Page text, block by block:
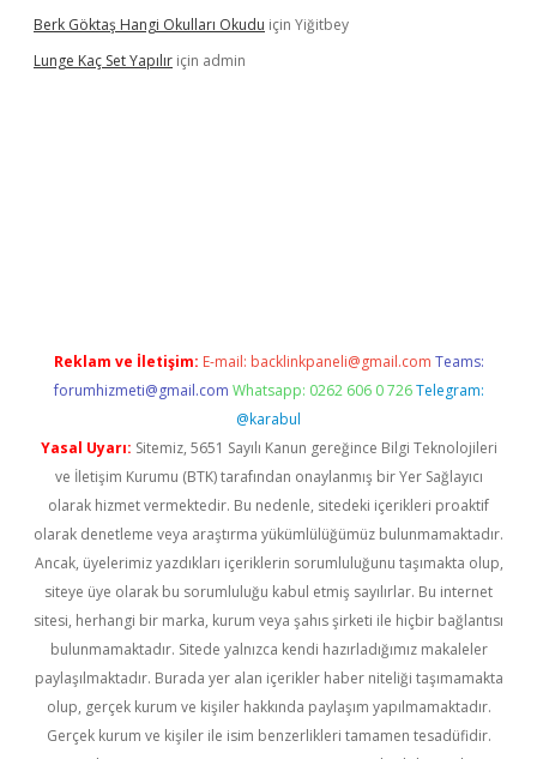
Berk Göktaş Hangi Okulları Okudu için Yiğitbey
Lunge Kaç Set Yapılır için admin
Reklam ve İletişim: E-mail: backlinkpaneli@gmail.com Teams:
forumhizmeti@gmail.com Whatsapp: 0262 606 0 726 Telegram:
@karabul
Yasal Uyarı: Sitemiz, 5651 Sayılı Kanun gereğince Bilgi Teknolojileri
ve İletişim Kurumu (BTK) tarafından onaylanmış bir Yer Sağlayıcı
olarak hizmet vermektedir. Bu nedenle, sitedeki içerikleri proaktif
olarak denetleme veya araştırma yükümlülüğümüz bulunmamaktadır.
Ancak, üyelerimiz yazdıkları içeriklerin sorumluluğunu taşımakta olup,
siteye üye olarak bu sorumluluğu kabul etmiş sayılırlar. Bu internet
sitesi, herhangi bir marka, kurum veya şahıs şirketi ile hiçbir bağlantısı
bulunmamaktadır. Sitede yalnızca kendi hazırladığımız makaleler
paylaşılmaktadır. Burada yer alan içerikler haber niteliği taşımamakta
olup, gerçek kurum ve kişiler hakkında paylaşım yapılmamaktadır.
Gerçek kurum ve kişiler ile isim benzerlikleri tamamen tesadüfidir.